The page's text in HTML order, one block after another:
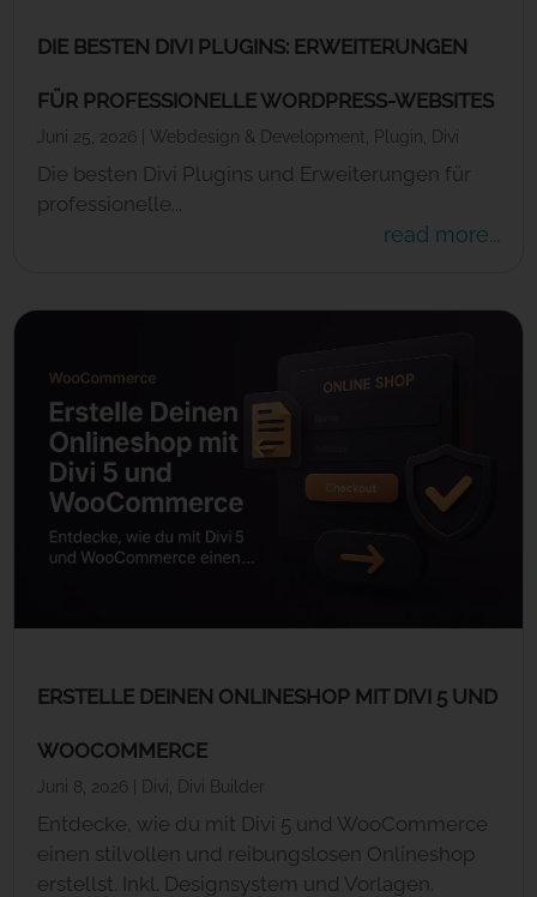
DIE BESTEN DIVI PLUGINS: ERWEITERUNGEN
FÜR PROFESSIONELLE WORDPRESS-WEBSITES
Juni 25, 2026 Webdesign & Development Plugin Divi
Die besten Divi Plugins und Erweiterungen für
professionelle...
read more...
ERSTELLE DEINEN ONLINESHOP MIT DIVI 5 UND
WOOCOMMERCE
Juni 8, 2026 Divi Divi Builder
Entdecke, wie du mit Divi 5 und WooCommerce
einen stilvollen und reibungslosen Onlineshop
erstellst. Inkl. Designsystem und Vorlagen.